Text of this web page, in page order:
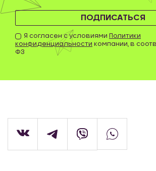
ПОДПИСАТЬСЯ
Я согласен с условиями Политики
конфиденциальности компании, в
ФЗ